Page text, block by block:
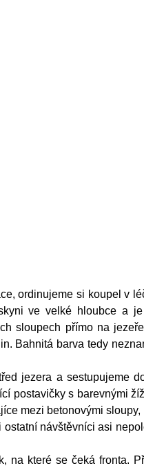
ordinujeme si koupel v
ve velké hloubce a
sloupech přímo na
Bahnitá barva tedy
jezera a sestupujeme
postavičky s barevnými
mezi betonovými
návštěvníci asi
na které se čeká fronta.